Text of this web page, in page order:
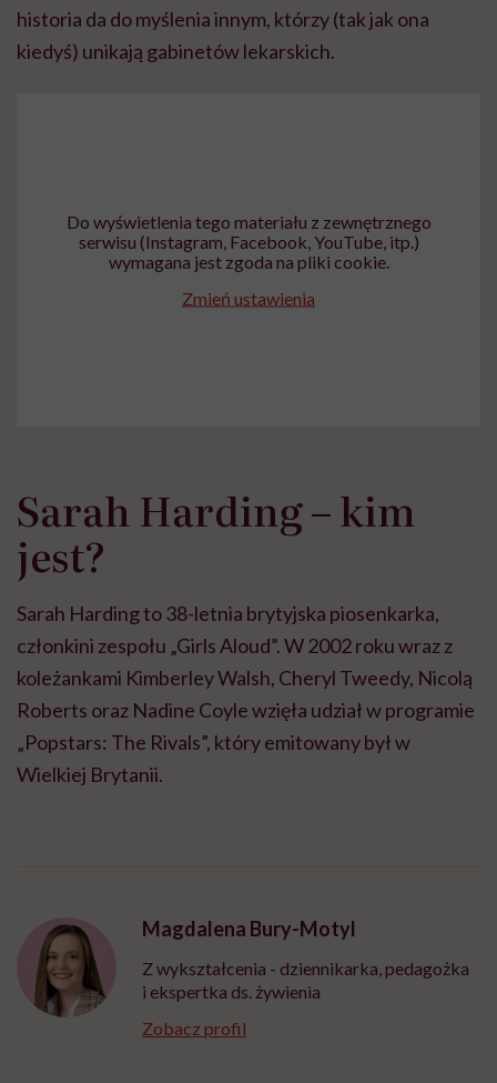
historia da do myślenia innym, którzy (tak jak ona
kiedyś) unikają gabinetów lekarskich.
Do wyświetlenia tego materiału z zewnętrznego
serwisu (Instagram, Facebook, YouTube, itp.)
wymagana jest zgoda na pliki cookie.
Zmień ustawienia
Sarah Harding – kim
jest?
Sarah Harding to 38-letnia brytyjska piosenkarka,
członkini zespołu „Girls Aloud”. W 2002 roku wraz z
koleżankami Kimberley Walsh, Cheryl Tweedy, Nicolą
Roberts oraz Nadine Coyle wzięła udział w programie
„Popstars: The Rivals”, który emitowany był w
Wielkiej Brytanii.
Magdalena Bury-Motyl
Z wykształcenia - dziennikarka, pedagożka
i ekspertka ds. żywienia
Zobacz profil